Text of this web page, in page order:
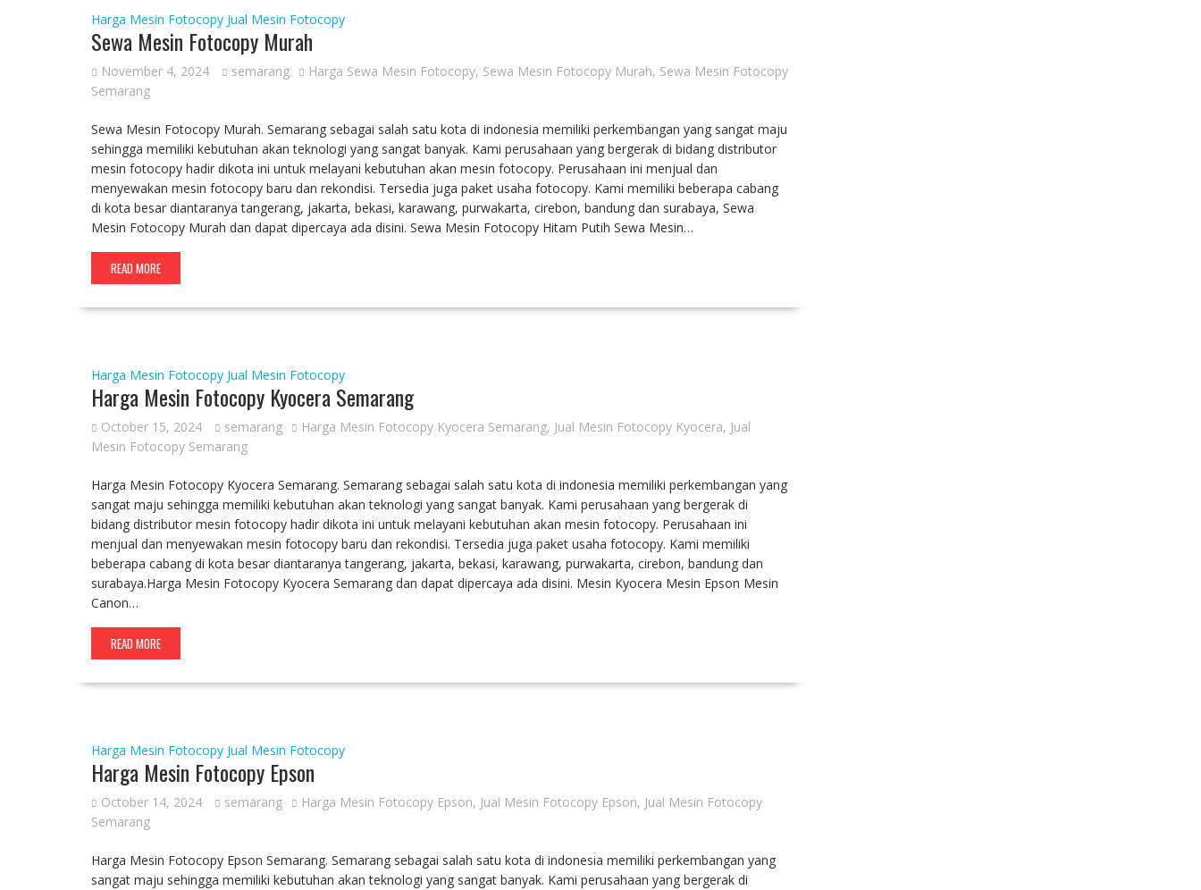
Harga Mesin Fotocopy Jual Mesin Fotocopy
Sewa Mesin Fotocopy Murah
November 4, 2024 semarang Harga Sewa Mesin Fotocopy, Sewa Mesin Fotocopy Murah, Sewa Mesin Fotocopy
Semarang
Sewa Mesin Fotocopy Murah. Semarang sebagai salah satu kota di indonesia memiliki perkembangan yang sangat maju
sehingga memiliki kebutuhan akan teknologi yang sangat banyak. Kami perusahaan yang bergerak di bidang distributor
mesin fotocopy hadir dikota ini untuk melayani kebutuhan akan mesin fotocopy. Perusahaan ini menjual dan
menyewakan mesin fotocopy baru dan rekondisi. Tersedia juga paket usaha fotocopy. Kami memiliki beberapa cabang
di kota besar diantaranya tangerang, jakarta, bekasi, karawang, purwakarta, cirebon, bandung dan surabaya, Sewa
Mesin Fotocopy Murah dan dapat dipercaya ada disini. Sewa Mesin Fotocopy Hitam Putih Sewa Mesin…
READ MORE
Harga Mesin Fotocopy Jual Mesin Fotocopy
Harga Mesin Fotocopy Kyocera Semarang
October 15, 2024 semarang Harga Mesin Fotocopy Kyocera Semarang, Jual Mesin Fotocopy Kyocera, Jual
Mesin Fotocopy Semarang
Harga Mesin Fotocopy Kyocera Semarang. Semarang sebagai salah satu kota di indonesia memiliki perkembangan yang
sangat maju sehingga memiliki kebutuhan akan teknologi yang sangat banyak. Kami perusahaan yang bergerak di
bidang distributor mesin fotocopy hadir dikota ini untuk melayani kebutuhan akan mesin fotocopy. Perusahaan ini
menjual dan menyewakan mesin fotocopy baru dan rekondisi. Tersedia juga paket usaha fotocopy. Kami memiliki
beberapa cabang di kota besar diantaranya tangerang, jakarta, bekasi, karawang, purwakarta, cirebon, bandung dan
surabaya.Harga Mesin Fotocopy Kyocera Semarang dan dapat dipercaya ada disini. Mesin Kyocera Mesin Epson Mesin
Canon…
READ MORE
Harga Mesin Fotocopy Jual Mesin Fotocopy
Harga Mesin Fotocopy Epson
October 14, 2024 semarang Harga Mesin Fotocopy Epson, Jual Mesin Fotocopy Epson, Jual Mesin Fotocopy
Semarang
Harga Mesin Fotocopy Epson Semarang. Semarang sebagai salah satu kota di indonesia memiliki perkembangan yang
sangat maju sehingga memiliki kebutuhan akan teknologi yang sangat banyak. Kami perusahaan yang bergerak di